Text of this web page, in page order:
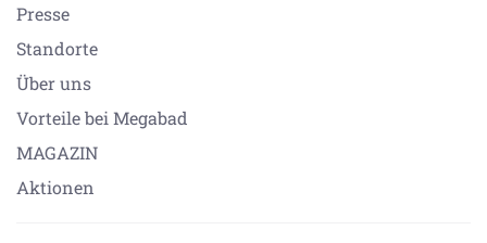
Wanneneinlauf 220mm, 1/2" mit automatischer
Umstellung (13512845)
Wannen-Dreilochbatterie 200mm (27312845)
Wannen-Dreilochbatterie 200mm (27312847)
Herstellerinformationen
Presse
Standorte
Über uns
Vorteile bei Megabad
MAGAZIN
Aktionen